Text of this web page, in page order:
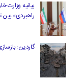
بیانیه وزارت
راهبردی»
گاردین: